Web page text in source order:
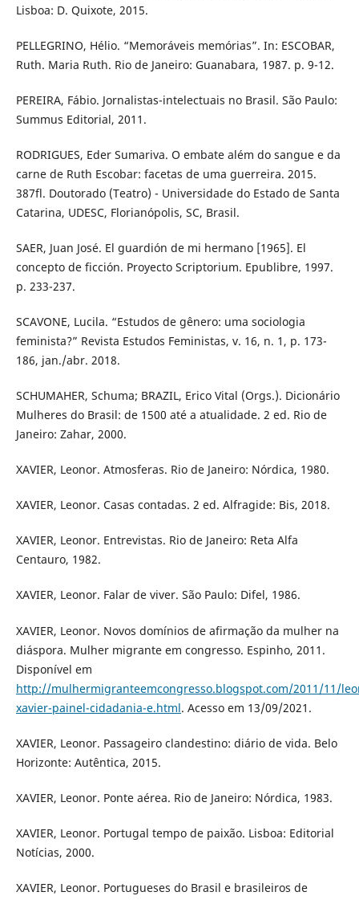
Lisboa: D. Quixote, 2015.
PELLEGRINO, Hélio. “Memoráveis memórias”. In: ESCOBAR,
Ruth. Maria Ruth. Rio de Janeiro: Guanabara, 1987. p. 9-12.
PEREIRA, Fábio. Jornalistas-intelectuais no Brasil. São Paulo:
Summus Editorial, 2011.
RODRIGUES, Eder Sumariva. O embate além do sangue e da
carne de Ruth Escobar: facetas de uma guerreira. 2015.
387fl. Doutorado (Teatro) - Universidade do Estado de Santa
Catarina, UDESC, Florianópolis, SC, Brasil.
SAER, Juan José. El guardión de mi hermano [1965]. El
concepto de ficción. Proyecto Scriptorium. Epublibre, 1997.
p. 233-237.
SCAVONE, Lucila. “Estudos de gênero: uma sociologia
feminista?” Revista Estudos Feministas, v. 16, n. 1, p. 173-
186, jan./abr. 2018.
SCHUMAHER, Schuma; BRAZIL, Erico Vital (Orgs.). Dicionário
Mulheres do Brasil: de 1500 até a atualidade. 2 ed. Rio de
Janeiro: Zahar, 2000.
XAVIER, Leonor. Atmosferas. Rio de Janeiro: Nórdica, 1980.
XAVIER, Leonor. Casas contadas. 2 ed. Alfragide: Bis, 2018.
XAVIER, Leonor. Entrevistas. Rio de Janeiro: Reta Alfa
Centauro, 1982.
XAVIER, Leonor. Falar de viver. São Paulo: Difel, 1986.
XAVIER, Leonor. Novos domínios de afirmação da mulher na
diáspora. Mulher migrante em congresso. Espinho, 2011.
Disponível em
http://mulhermigranteemcongresso.blogspot.com/2011/11/
xavier-painel-cidadania-e.html. Acesso em 13/09/2021.
XAVIER, Leonor. Passageiro clandestino: diário de vida. Belo
Horizonte: Autêntica, 2015.
XAVIER, Leonor. Ponte aérea. Rio de Janeiro: Nórdica, 1983.
XAVIER, Leonor. Portugal tempo de paixão. Lisboa: Editorial
Notícias, 2000.
XAVIER, Leonor. Portugueses do Brasil e brasileiros de